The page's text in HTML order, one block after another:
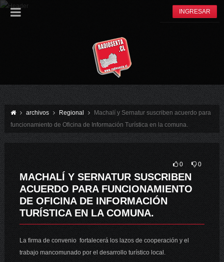
INGRESAR
archivos Regional
Machalí y Sernatur suscriben acuerdo para
funcionamiento de Oficina de Información Turística en la comuna.
0 0
MACHALÍ Y SERNATUR SUSCRIBEN
ACUERDO PARA FUNCIONAMIENTO
DE OFICINA DE INFORMACIÓN
TURÍSTICA EN LA COMUNA.
La firma de convenio fortalecerá los lazos de cooperación y el
trabajo mancomunado por el desarrollo turístico local.